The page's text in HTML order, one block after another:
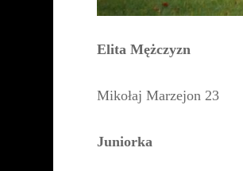
Elita Mężczyzn
Mikołaj Marzejon 23
Juniorka